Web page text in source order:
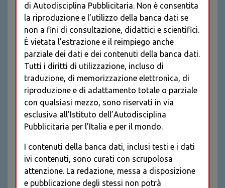
OBBLIGATORI
di Autodisciplina Pubblicitaria. Non è consentita
la riproduzione e l’utilizzo della banca dati se
non a fini di consultazione, didattici e scientifici.
È vietata l’estrazione e il reimpiego anche
parziale dei dati e dei contenuti della banca dati.
Tutti i diritti di utilizzazione, incluso di
traduzione, di memorizzazione elettronica, di
riproduzione e di adattamento totale o parziale
con qualsiasi mezzo, sono riservati in via
esclusiva all’Istituto dell’Autodisciplina
Pubblicitaria per l’Italia e per il mondo.
I contenuti della banca dati, inclusi testi e i dati
ivi contenuti, sono curati con scrupolosa
attenzione. La redazione, messa a disposizione
e pubblicazione degli stessi non potrà